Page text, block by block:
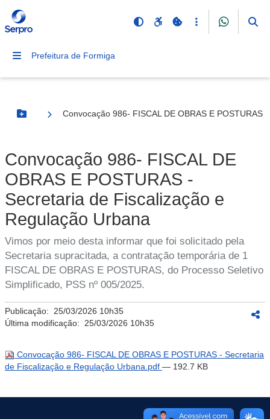
Prefeitura de Formiga
Botão Menu
Convocação 986- FISCAL DE OBRAS E
Convocação 986- FISCAL DE
OBRAS E POSTURAS -
Secretaria de Fiscalização e
Regulação Urbana
Vimos por meio desta informar que foi solicitado pela
Secretaria supracitada, a contratação temporária de 1
FISCAL DE OBRAS E POSTURAS, do Processo Seletivo
Simplificado, PSS nº 005/2025.
Publicação: 25/03/2026 10h35
Última modificação: 25/03/2026 10h35
Convocação 986- FISCAL DE OBRAS E POSTURAS - Secretaria
de Fiscalização e Regulação Urbana.pdf — 192.7 KB